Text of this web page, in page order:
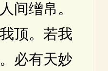
间缯帛。
顶。若我
必有天妙